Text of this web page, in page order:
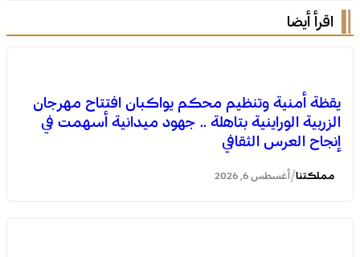
اقرأ أيضا
يقظة أمنية وتنظيم محكم يواكبان افتتاح مهرجان
الزربية الوراينية بتاهلة .. جهود ميدانية أسهمت في
إنجاح العرس الثقافي
مملكتنا/ أغسطس 6, 2026